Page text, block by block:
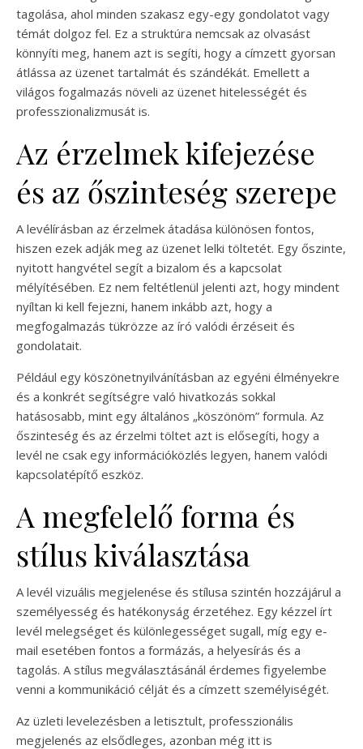
tagolása, ahol minden szakasz egy-egy gondolatot vagy
témát dolgoz fel. Ez a struktúra nemcsak az olvasást
könnyíti meg, hanem azt is segíti, hogy a címzett gyorsan
átlássa az üzenet tartalmát és szándékát. Emellett a
világos fogalmazás növeli az üzenet hitelességét és
professzionalizmusát is.
Az érzelmek kifejezése
és az őszinteség szerepe
A levélírásban az érzelmek átadása különösen fontos,
hiszen ezek adják meg az üzenet lelki töltetét. Egy őszinte,
nyitott hangvétel segít a bizalom és a kapcsolat
mélyítésében. Ez nem feltétlenül jelenti azt, hogy mindent
nyíltan ki kell fejezni, hanem inkább azt, hogy a
megfogalmazás tükrözze az író valódi érzéseit és
gondolatait.
Például egy köszönetnyilvánításban az egyéni élményekre
és a konkrét segítségre való hivatkozás sokkal
hatásosabb, mint egy általános „köszönöm” formula. Az
őszinteség és az érzelmi töltet azt is elősegíti, hogy a
levél ne csak egy információközlés legyen, hanem valódi
kapcsolatépítő eszköz.
A megfelelő forma és
stílus kiválasztása
A levél vizuális megjelenése és stílusa szintén hozzájárul a
személyesség és hatékonyság érzetéhez. Egy kézzel írt
levél melegséget és különlegességet sugall, míg egy e-
mail esetében fontos a formázás, a helyesírás és a
tagolás. A stílus megválasztásánál érdemes figyelembe
venni a kommunikáció célját és a címzett személyiségét.
Az üzleti levelezésben a letisztult, professzionális
megjelenés az elsődleges, azonban még itt is